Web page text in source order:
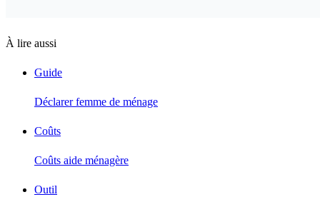
À lire aussi
Guide
Déclarer femme de ménage
Coûts
Coûts aide ménagère
Outil